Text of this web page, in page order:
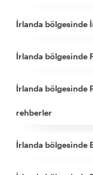
İrlanda bölgesinde
İrlanda bölgesinde
İrlanda bölgesinde
rehberler
İrlanda bölgesinde